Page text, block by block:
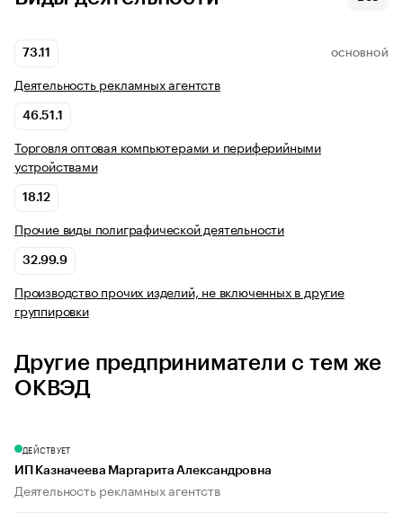
73.11 ОСНОВНОЙ
Деятельность рекламных агентств
46.51.1
Торговля оптовая компьютерами и периферийными
устройствами
18.12
Прочие виды полиграфической деятельности
32.99.9
Производство прочих изделий, не включенных в другие
группировки
Другие предприниматели с тем же
ОКВЭД
ДЕЙСТВУЕТ
ИП Казначеева Маргарита Александровна
Деятельность рекламных агентств